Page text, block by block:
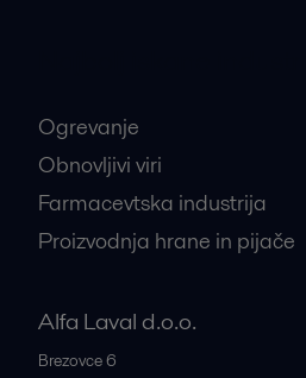
Ogrevanje
Obnovljivi viri
Farmacevtska industrija
Proizvodnja hrane in pijače
Alfa Laval d.o.o.
Brezovce 6